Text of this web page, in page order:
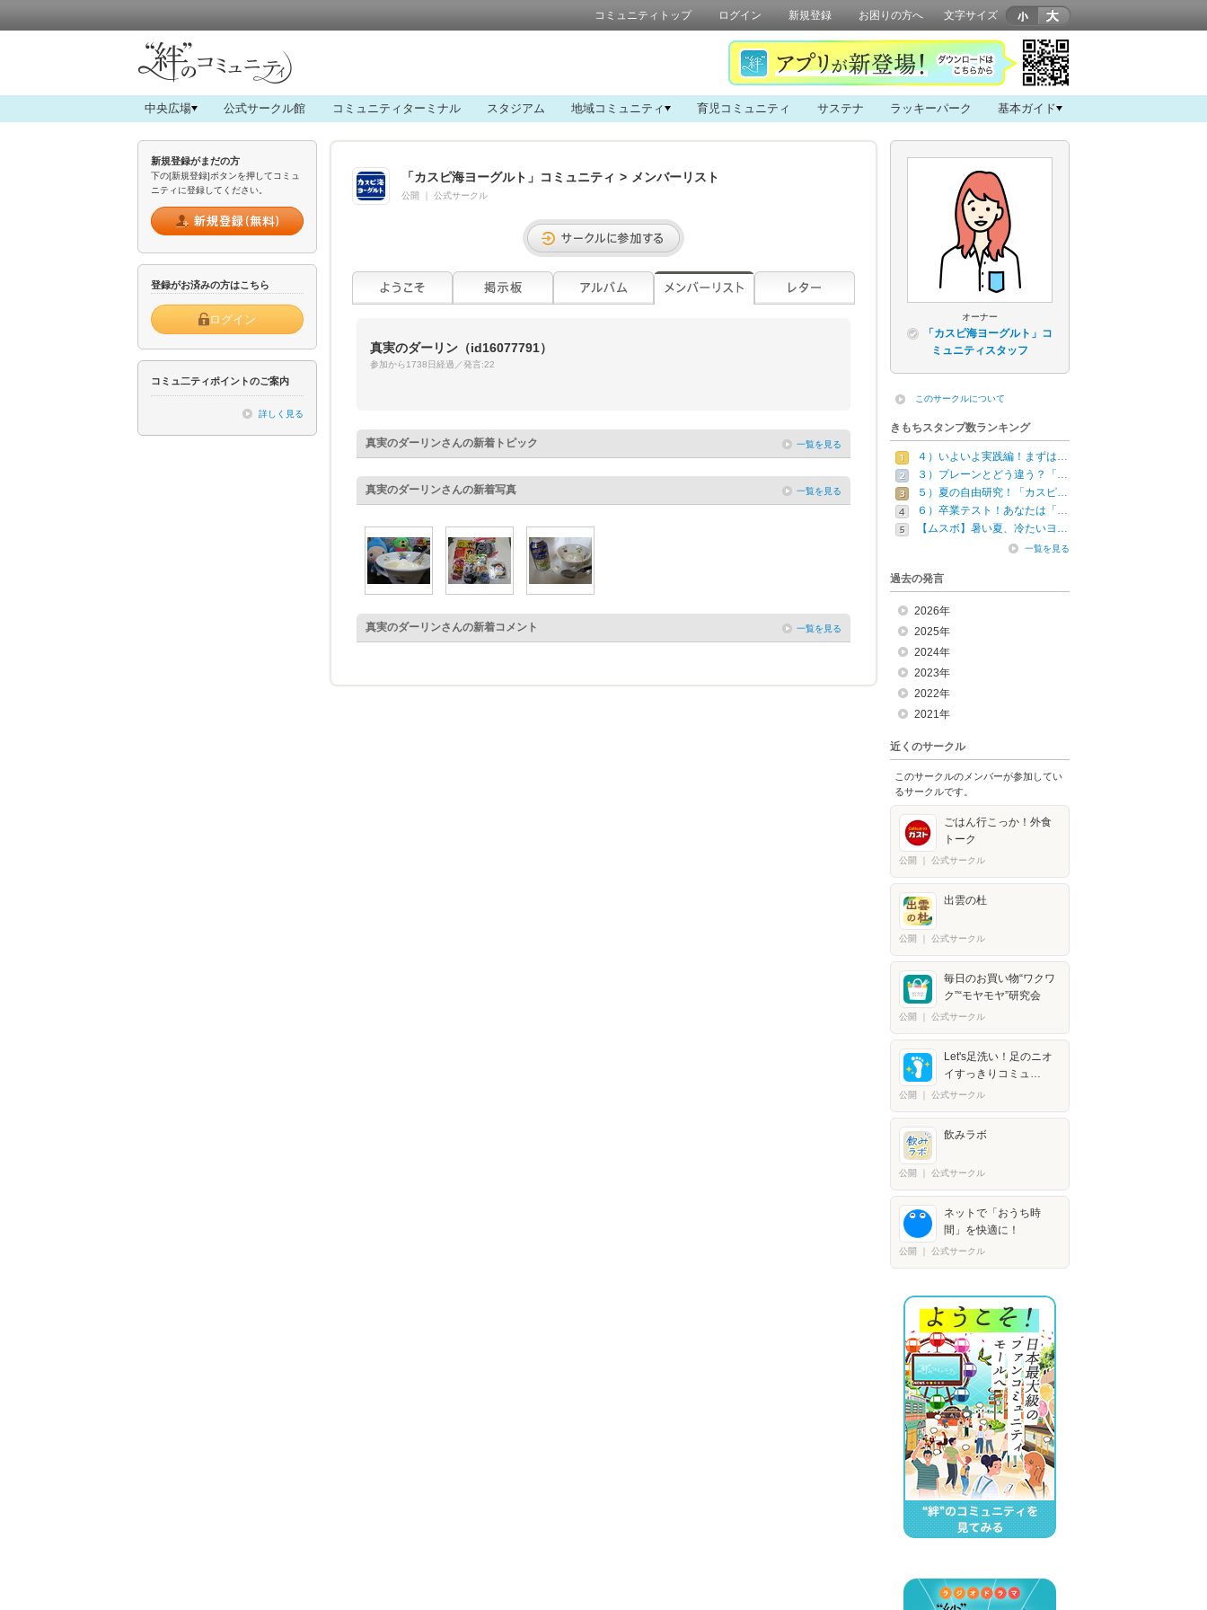
コミュニティトップ ログイン 新規登録 お困りの方へ 文字サイズ
中央広場 公式サークル館 コミュニティターミナル スタジアム 地域コミュニティ 育児コミュニティ サステナ ラッキーパーク 基本ガイド
新規登録がまだの方
下の[新規登録]ボタンを押してコミュ
ニティに登録してください。
登録がお済みの方はこちら
ログイン
コミュ二ティポイントのご案内
詳しく見る
「カスピ海ヨーグルト」コミュニティ > メンバーリスト
公開 公式サークル
真実のダーリン （id16077791）
参加から1738日経過／発言:22
真実のダーリンさんの新着トピック 一覧を見る
真実のダーリンさんの新着写真 一覧を見る
真実のダーリンさんの新着コメント 一覧を見る
オーナー
「カスピ海ヨーグルト」コ
ミュニティスタッフ
このサークルについて
きもちスタンプ数ランキング
４）いよいよ実践編！まずは…
３）プレーンとどう違う？「…
５）夏の自由研究！「カスピ…
６）卒業テスト！あなたは「…
【ムスボ】暑い夏、冷たいヨ…
一覧を見る
過去の発言
2026年
2025年
2024年
2023年
2022年
2021年
近くのサークル
このサークルのメンバーが参加してい
るサークルです。
ごはん行こっか！外食
トーク
公開 公式サークル
出雲の杜
公開 公式サークル
毎日のお買い物“ワクワ
ク”“モヤモヤ”研究会
公開 公式サークル
Let's足洗い！足のニオ
イすっきりコミュ…
公開 公式サークル
飲みラボ
公開 公式サークル
ネットで「おうち時
間」を快適に！
公開 公式サークル